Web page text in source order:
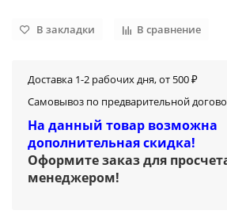
В закладки В сравнение
Доставка 1-2 рабочих дня, от 500 ₽
Самовывоз по предварительной
На данный товар возможна
дополнительная скидка!
Оформите заказ для
менеджером!